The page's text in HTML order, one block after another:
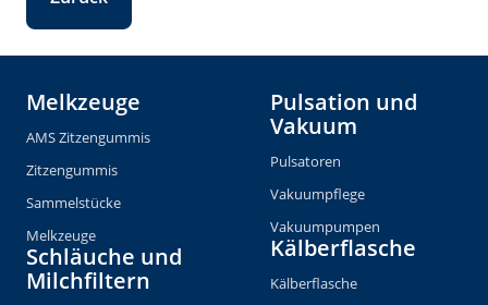
Melkzeuge
AMS Zitzengummis
Zitzengummis
Sammelstücke
Melkzeuge
Schläuche und
Milchfiltern
Pulsation und
Vakuum
Pulsatoren
Vakuumpflege
Vakuumpumpen
Kälberflasche
Kälberflasche